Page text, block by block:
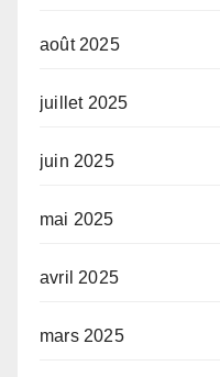
août 2025
juillet 2025
juin 2025
mai 2025
avril 2025
mars 2025